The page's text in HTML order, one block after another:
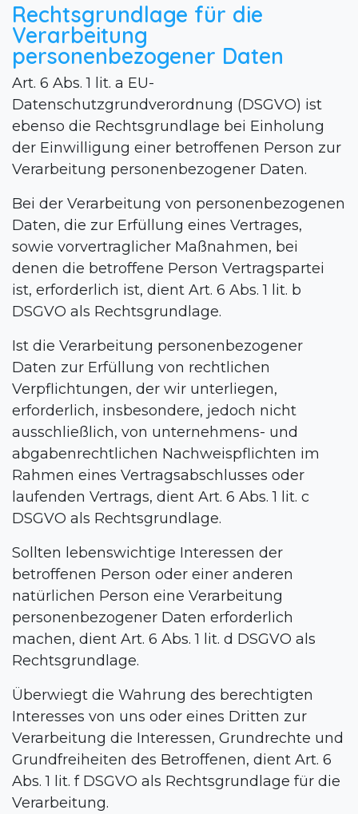
Rechtsgrundlage für die
Verarbeitung
personenbezogener Daten
Art. 6 Abs. 1 lit. a EU-
Datenschutzgrundverordnung (DSGVO) ist
ebenso die Rechtsgrundlage bei Einholung
der Einwilligung einer betroffenen Person zur
Verarbeitung personenbezogener Daten.
Bei der Verarbeitung von personenbezogenen
Daten, die zur Erfüllung eines Vertrages,
sowie vorvertraglicher Maßnahmen, bei
denen die betroffene Person Vertragspartei
ist, erforderlich ist, dient Art. 6 Abs. 1 lit. b
DSGVO als Rechtsgrundlage.
Ist die Verarbeitung personenbezogener
Daten zur Erfüllung von rechtlichen
Verpflichtungen, der wir unterliegen,
erforderlich, insbesondere, jedoch nicht
ausschließlich, von unternehmens- und
abgabenrechtlichen Nachweispflichten im
Rahmen eines Vertragsabschlusses oder
laufenden Vertrags, dient Art. 6 Abs. 1 lit. c
DSGVO als Rechtsgrundlage.
Sollten lebenswichtige Interessen der
betroffenen Person oder einer anderen
natürlichen Person eine Verarbeitung
personenbezogener Daten erforderlich
machen, dient Art. 6 Abs. 1 lit. d DSGVO als
Rechtsgrundlage.
Überwiegt die Wahrung des berechtigten
Interesses von uns oder eines Dritten zur
Verarbeitung die Interessen, Grundrechte und
Grundfreiheiten des Betroffenen, dient Art. 6
Abs. 1 lit. f DSGVO als Rechtsgrundlage für die
Verarbeitung.